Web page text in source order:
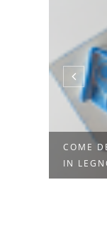
COME
IN